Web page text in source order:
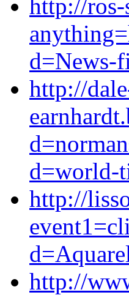
http://
d=News-
http://
d=world-
http://
http://